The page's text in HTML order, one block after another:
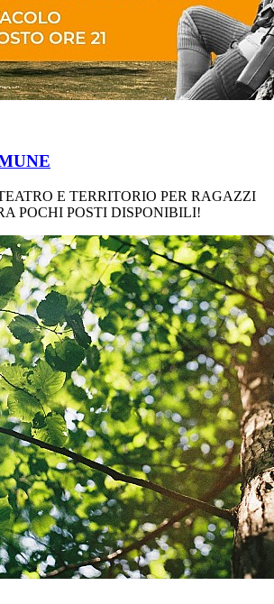
E TERRITORIO PER RAGAZZI
POCHI POSTI DISPONIBILI!